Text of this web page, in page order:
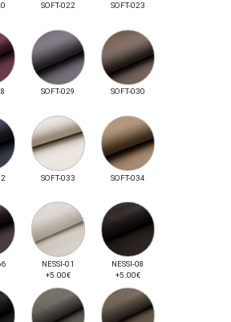
SOFT-022 SOFT-023
SOFT-029 SOFT-030
SOFT-033 SOFT-034
NESSI-01
+5.00€
NESSI-08
+5.00€